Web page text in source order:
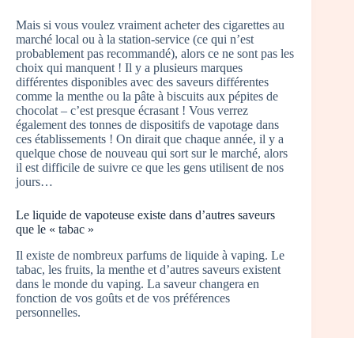
Mais si vous voulez vraiment acheter des cigarettes au
marché local ou à la station-service (ce qui n’est
probablement pas recommandé), alors ce ne sont pas les
choix qui manquent ! Il y a plusieurs marques
différentes disponibles avec des saveurs différentes
comme la menthe ou la pâte à biscuits aux pépites de
chocolat – c’est presque écrasant ! Vous verrez
également des tonnes de dispositifs de vapotage dans
ces établissements ! On dirait que chaque année, il y a
quelque chose de nouveau qui sort sur le marché, alors
il est difficile de suivre ce que les gens utilisent de nos
jours…
Le liquide de vapoteuse existe dans d’autres saveurs
que le « tabac »
Il existe de nombreux parfums de liquide à vaping. Le
tabac, les fruits, la menthe et d’autres saveurs existent
dans le monde du vaping. La saveur changera en
fonction de vos goûts et de vos préférences
personnelles.